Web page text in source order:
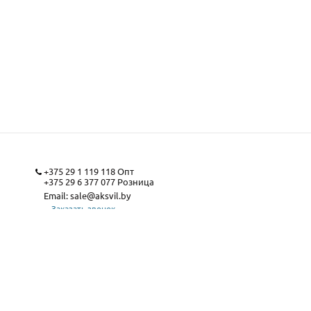
+375 29 1 119 118Опт
+375 29 6 377 077Розница
Email:sale@aksvil.by
Заказать звонок